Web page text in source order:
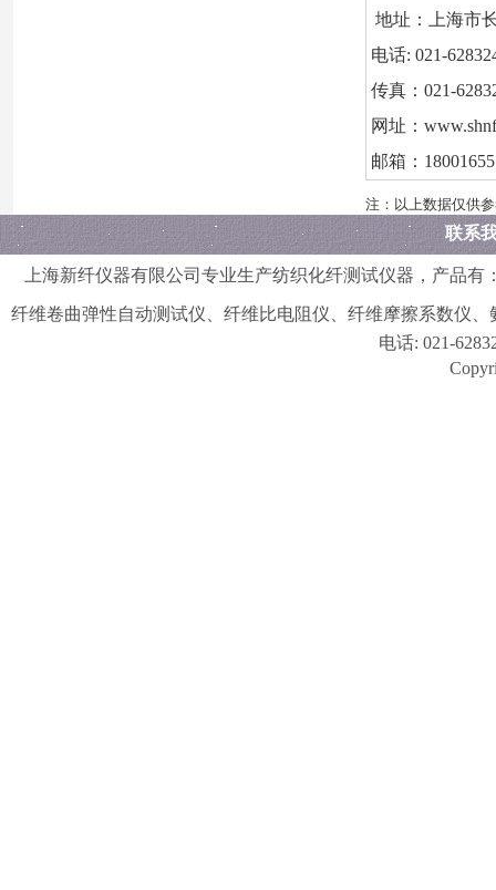
地址：上海市
电话: 021-
传真：021-
网址：
邮箱：
注：以上数据仅供
联系
上海新纤仪器有限公司 专业生产纺织化纤测试仪器，产品有
纤维卷曲弹性自动测试仪 纤维比电阻仪 纤维摩擦系数仪
电话: 021-